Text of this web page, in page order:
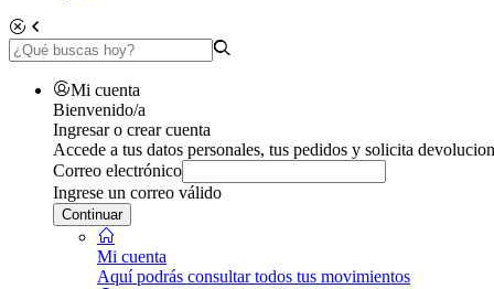
Mi cuenta
Bienvenido/a
Ingresar o crear cuenta
Accede a tus datos personales, tus pedidos y solicita
Correo electrónico
Ingrese un correo válido
Continuar
Mi cuenta
Aquí podrás consultar todos tus movimientos